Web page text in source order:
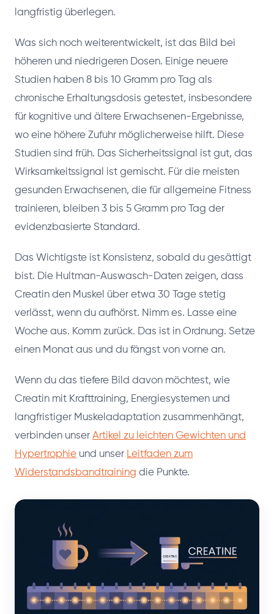
langfristig überlegen.
Was sich noch weiterentwickelt, ist das Bild bei
höheren und niedrigeren Dosen. Einige neuere
Studien haben 8 bis 10 Gramm pro Tag als
chronische Erhaltungsdosis getestet, insbesondere
für kognitive und ältere Erwachsenen-Ergebnisse,
wo eine höhere Zufuhr möglicherweise hilft. Diese
Studien sind früh. Das Sicherheitssignal ist gut, das
Wirksamkeitssignal ist gemischt. Für die meisten
gesunden Erwachsenen, die für allgemeine Fitness
trainieren, bleiben 3 bis 5 Gramm pro Tag der
evidenzbasierte Standard.
Das Wichtigste ist Konsistenz, sobald du gesättigt
bist. Die Hultman-Auswasch-Daten zeigen, dass
Creatin den Muskel über etwa 30 Tage stetig
verlässt, wenn du aufhörst. Nimm es. Lasse eine
Woche aus. Komm zurück. Das ist in Ordnung. Setze
einen Monat aus und du fängst von vorne an.
Wenn du das tiefere Bild davon möchtest, wie
Creatin mit Krafttraining, Energiesystemen und
langfristiger Muskeladaptation zusammenhängt,
verbinden unser Artikel zu leichten Gewichten und
Hypertrophie und unser Leitfaden zum
Widerstandsbandtraining die Punkte.